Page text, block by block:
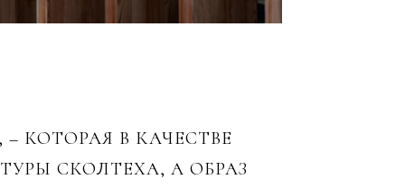
КОТОРАЯ В КАЧЕСТВЕ
СКОЛТЕХА, А ОБРАЗ